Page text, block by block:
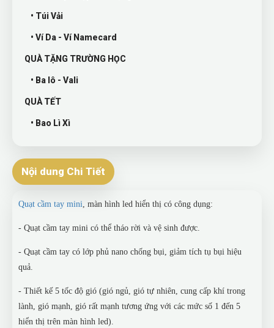
• Túi Vải
• Ví Da - Ví Namecard
QUÀ TẶNG TRƯỜNG HỌC
• Ba lô - Vali
QUÀ TẾT
• Bao Lì Xì
Nội dung Chi Tiết
Quạt cầm tay mini, màn hình led hiển thị có công dụng:
- Quạt cầm tay mini có thể tháo rời và vệ sinh được.
- Quạt cầm tay có lớp phủ nano chống bụi, giảm tích tụ bụi hiệu
quả.
- Thiết kế 5 tốc độ gió (gió ngủ, gió tự nhiên, cung cấp khí trong
lành, gió mạnh, gió rất mạnh tương ứng với các mức số 1 đến 5
hiển thị trên màn hình led).